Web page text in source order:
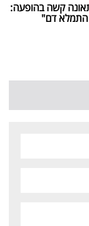
קשה בהופעה:
דם"